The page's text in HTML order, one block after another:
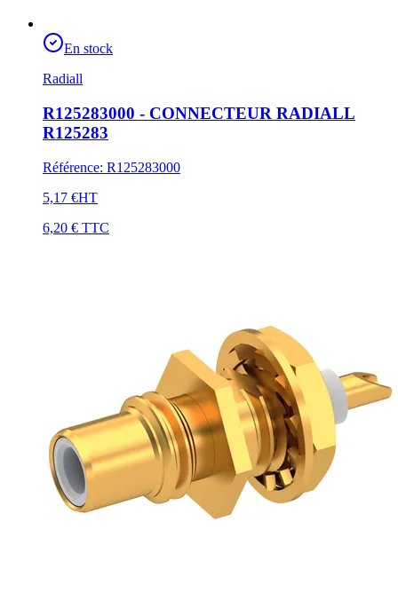
En stock
Radiall
R125283000 - CONNECTEUR RADIALL
R125283
Référence: R125283000
5,17 €HT
6,20 € TTC